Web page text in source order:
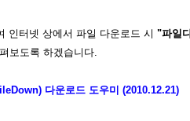
인터넷 상에서 파일 다운로드 시 "파일
보도록 하겠습니다.
다운로드 도우미 (2010.12.21)